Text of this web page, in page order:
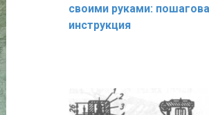
своими руками:
инструкция